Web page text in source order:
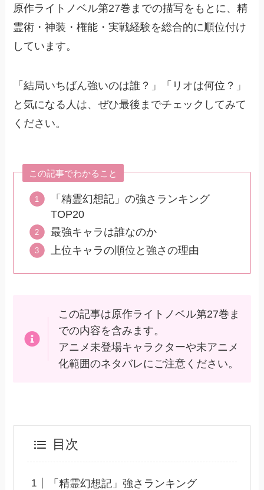
原作ライトノベル第27巻までの描写をもとに、精
霊術・神装・権能・実戦経験を総合的に順位付け
しています。
「結局いちばん強いのは誰？」「リオは何位？」
と気になる人は、ぜひ最後までチェックしてみて
ください。
この記事でわかること
「精霊幻想記」の強さランキング
TOP20
最強キャラは誰なのか
上位キャラの順位と強さの理由
この記事は原作ライトノベル第27巻ま
での内容を含みます。
アニメ未登場キャラクターや未アニメ
化範囲のネタバレにご注意ください。
目次
「精霊幻想記」強さランキング